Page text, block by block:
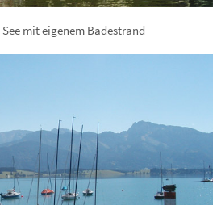
mit eigenem Badestrand